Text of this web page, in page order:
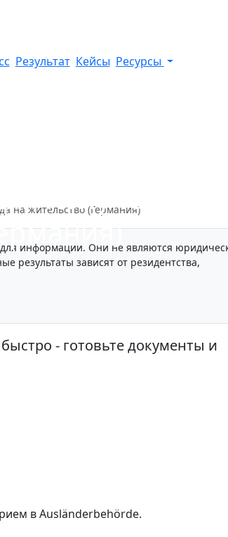
Результат Кейсы Ресурсы
получения
на жительство (Германия)
информации. Они не являются
результаты зависят от резидентства,
- готовьте документы и
в Ausländerbehörde.